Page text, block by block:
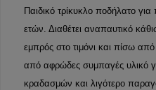
Παιδικό τρίκυκλο ποδήλατο για
ετών. Διαθέτει αναπαυτικό
εμπρός στο τιμόνι και πίσω από
από αφρώδες συμπαγές υλικό
κραδασμών και λιγότερο